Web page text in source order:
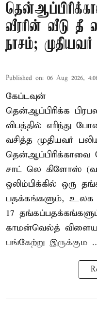
வீரரின் வீடு தீ
நாசம்; முதியவர்
Published on: 06 Aug 2026,
கேப்டவுன்
தென்ஆப்பிரிக்க
விபத்தில் எரிந்து
வசித்த முதியவர்
தென்ஆப்பிரிக்காவை
சாட் லெ கிளோஸ்
ஒலிம்பிக்கில் ஒரு
பதக்கங்களும், உலக
17
காமன்வெல்த்
பங்கேற்று இருக்கும